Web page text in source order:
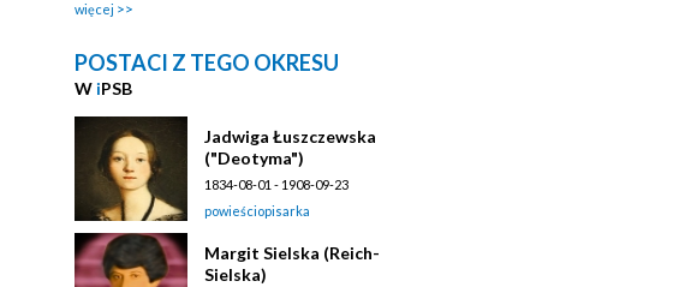
więcej
POSTACI Z TEGO OKRESU
W iPSB
Jadwiga Łuszczewska
("Deotyma")
1834-08-01 - 1908-09-23
powieściopisarka
Margit Sielska (Reich-
Sielska)